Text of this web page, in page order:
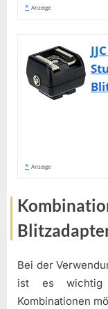
* Anzeige
* Anzeige
Bei der
ist es wichtig
Kombinationen